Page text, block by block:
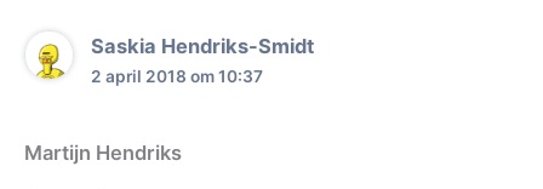
Saskia Hendriks-Smidt
2 april 2018 om 10:37
Martijn Hendriks